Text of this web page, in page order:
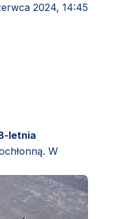
2024, 14:45
letnia
W